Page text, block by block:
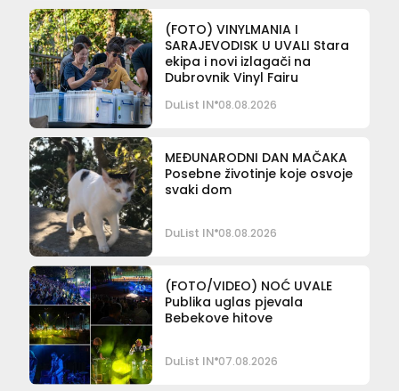
(FOTO) VINYLMANIA I
SARAJEVODISK U UVALI Stara
ekipa i novi izlagači na
Dubrovnik Vinyl Fairu
DuList IN 08.08.2026
MEĐUNARODNI DAN MAČAKA
Posebne životinje koje osvoje
svaki dom
DuList IN 08.08.2026
(FOTO/VIDEO) NOĆ UVALE
Publika uglas pjevala
Bebekove hitove
DuList IN 07.08.2026